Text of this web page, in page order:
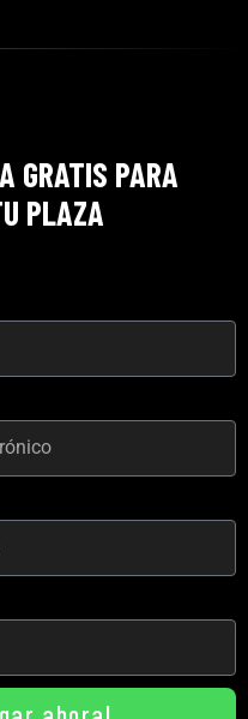
GRATIS PARA
PLAZA